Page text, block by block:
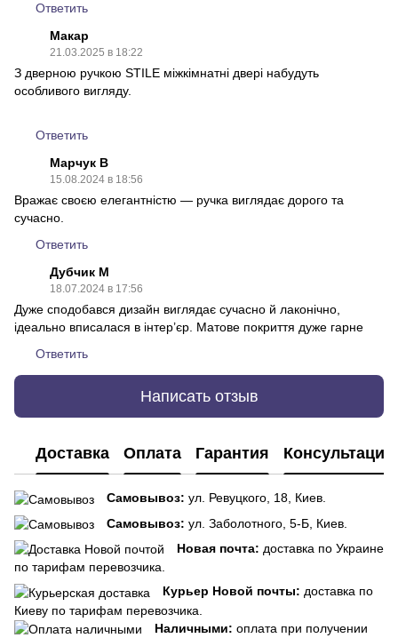
Ответить
Макар
21.03.2025 в 18:22
З дверною ручкою STILE міжкімнатні двері набудуть
особливого вигляду.
Ответить
Марчук В
15.08.2024 в 18:56
Вражає своєю елегантністю — ручка виглядає дорого та
сучасно.
Ответить
Дубчик М
18.07.2024 в 17:56
Дуже сподобався дизайн виглядає сучасно й лаконічно,
ідеально вписалася в інтер’єр. Матове покриття дуже гарне
Ответить
Написать отзыв
Доставка Оплата Гарантия Консультация
Самовывоз: ул. Ревуцкого, 18, Киев.
Самовывоз: ул. Заболотного, 5-Б, Киев.
Новая почта: доставка по Украине
по тарифам перевозчика.
Курьер Новой почты: доставка по
Киеву по тарифам перевозчика.
Наличными: оплата при получении